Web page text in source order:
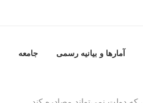
آمارها و بيانيه رسمى جامعه